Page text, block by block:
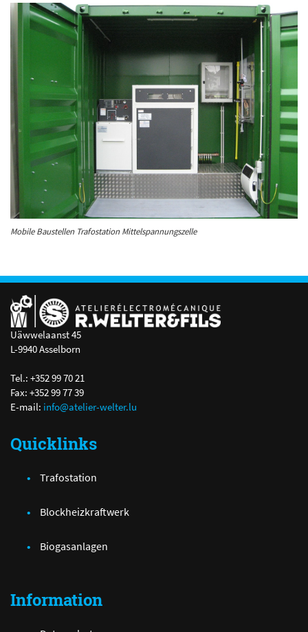
Mobile Baustellen Trafostation Mittelspannungszelle
Uäwwelaanst 45
L-9940 Asselborn
Tel.: +352 99 70 21
Fax: +352 99 77 39
E-mail: info@atelier-welter.lu
Quicklinks
Trafostation
Blockheizkraftwerk
Biogasanlagen
Information